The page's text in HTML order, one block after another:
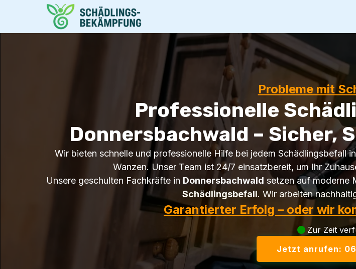
Probleme mit
Professionelle
Donnersbachwald – Sicher,
Wir bieten schnelle und professionelle Hilfe bei jedem Schädlingsbefall
Wanzen. Unser Team ist 24/7 einsatzbereit, um Ihr
Unsere geschulten Fachkräfte in Donnersbachwald setzen auf moderne
Schädlingsbefall. Wir arbeiten
Garantierter Erfolg – oder wir
Zur Zeit
Jetzt anrufen: